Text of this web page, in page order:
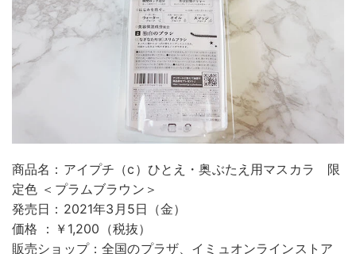
商品名：アイプチ（c）ひとえ・奥ぶたえ用マスカラ 限
定色 ＜プラムブラウン＞
発売日：2021年3月5日（金）
価格 ：￥1,200（税抜）
販売ショップ：全国のプラザ、イミュオンラインストア